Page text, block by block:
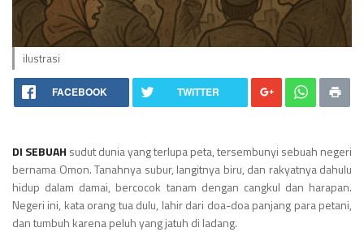
ilustrasi
FACEBOOK TWITTER
DI SEBUAH sudut dunia yang terlupa peta, tersembunyi sebuah negeri
bernama Omon. Tanahnya subur, langitnya biru, dan rakyatnya dahulu
hidup dalam damai, bercocok tanam dengan cangkul dan harapan.
Negeri ini, kata orang tua dulu, lahir dari doa-doa panjang para petani,
dan tumbuh karena peluh yang jatuh di ladang.